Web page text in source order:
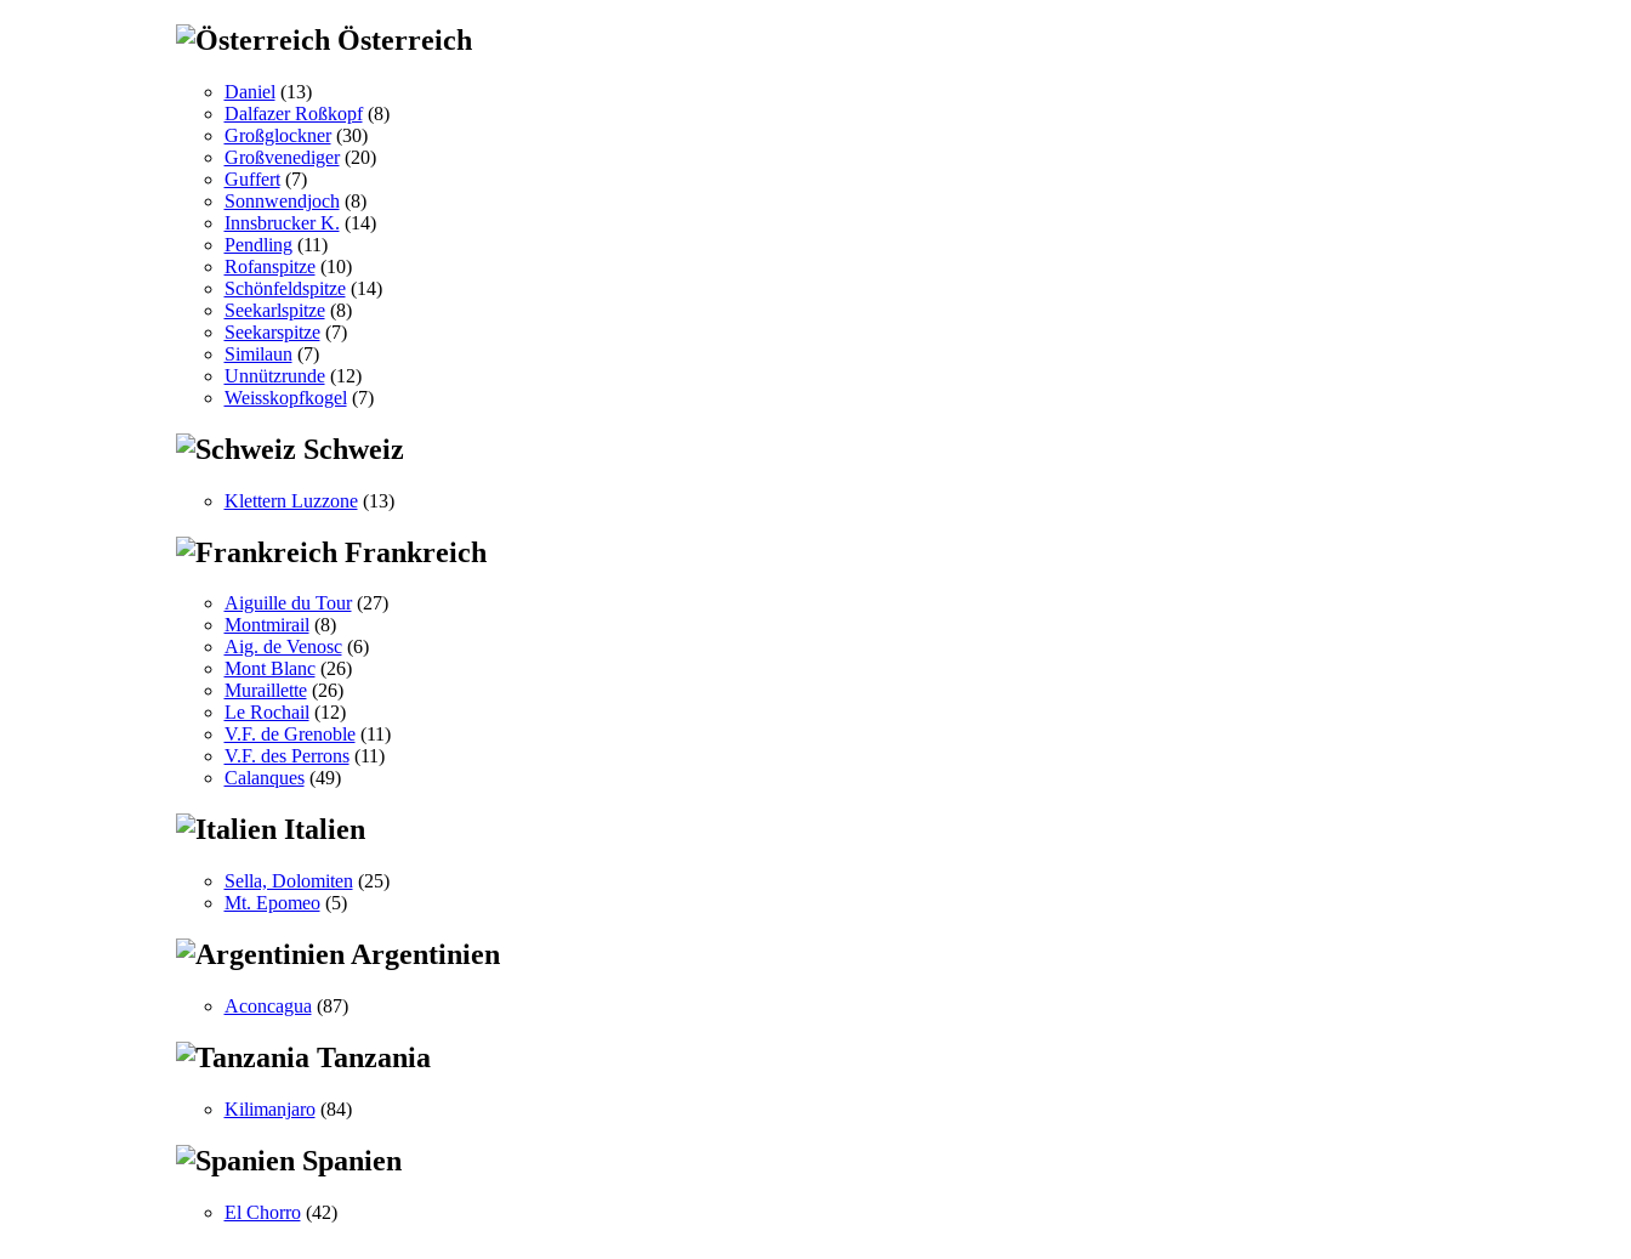
Österreich
Daniel (13)
Dalfazer Roßkopf(8)
Großglockner(30)
Großvenediger(20)
Guffert(7)
Sonnwendjoch (8)
Innsbrucker K. (14)
Pendling(11)
Rofanspitze(10)
Schönfeldspitze(14)
Seekarlspitze(8)
Seekarspitze(7)
Similaun (7)
Unnützrunde(12)
Weisskopfkogel (7)
Schweiz
Klettern Luzzone(13)
Frankreich
Aiguille du Tour(27)
Montmirail(8)
Aig. de Venosc(6)
Mont Blanc(26)
Muraillette(26)
Le Rochail(12)
V.F. de Grenoble(11)
V.F. des Perrons(11)
Calanques(49)
Italien
Sella, Dolomiten (25)
Mt. Epomeo(5)
Argentinien
Aconcagua (87)
Tanzania
Kilimanjaro(84)
Spanien
El Chorro(42)